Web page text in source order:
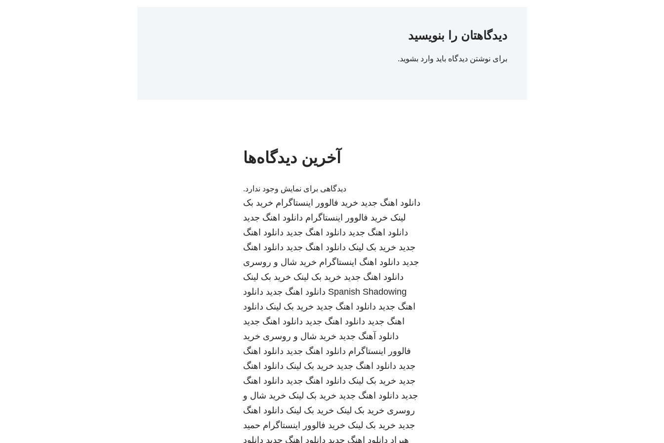
دیدگاهتان را بنویسید
برای نوشتن دیدگاه باید وارد بشوید.
آخرین دیدگاه‌ها
دیدگاهی برای نمایش وجود ندارد.
دانلود اهنگ جدید خرید فالوور اینستاگرام خرید بک
لینک خرید فالوور اینستاگرام دانلود اهنگ جدید
دانلود اهنگ جدید دانلود اهنگ جدید دانلود اهنگ
جدید خرید بک لینک دانلود اهنگ جدید دانلود اهنگ
جدید دانلود اهنگ اینستاگرام خرید شال و روسری
دانلود اهنگ جدید خرید بک لینک خرید بک لینک
Spanish Shadowing دانلود اهنگ جدید دانلود
اهنگ جدید دانلود اهنگ جدید خرید بک لینک دانلود
اهنگ جدید دانلود اهنگ جدید دانلود اهنگ جدید
دانلود آهنگ جدید خرید شال و روسری خرید
فالوور اینستاگرام دانلود اهنگ جدید دانلود اهنگ
جدید دانلود اهنگ جدید خرید بک لینک دانلود اهنگ
جدید خرید بک لینک دانلود اهنگ جدید دانلود اهنگ
جدید دانلود اهنگ جدید خرید بک لینک خرید شال و
روسری خرید بک لینک خرید بک لینک دانلود اهنگ
جدید خرید بک لینک خرید فالوور اینستاگرام حمید
هیراد دانلود اهنگ جدید دانلود اهنگ جدید دانلود